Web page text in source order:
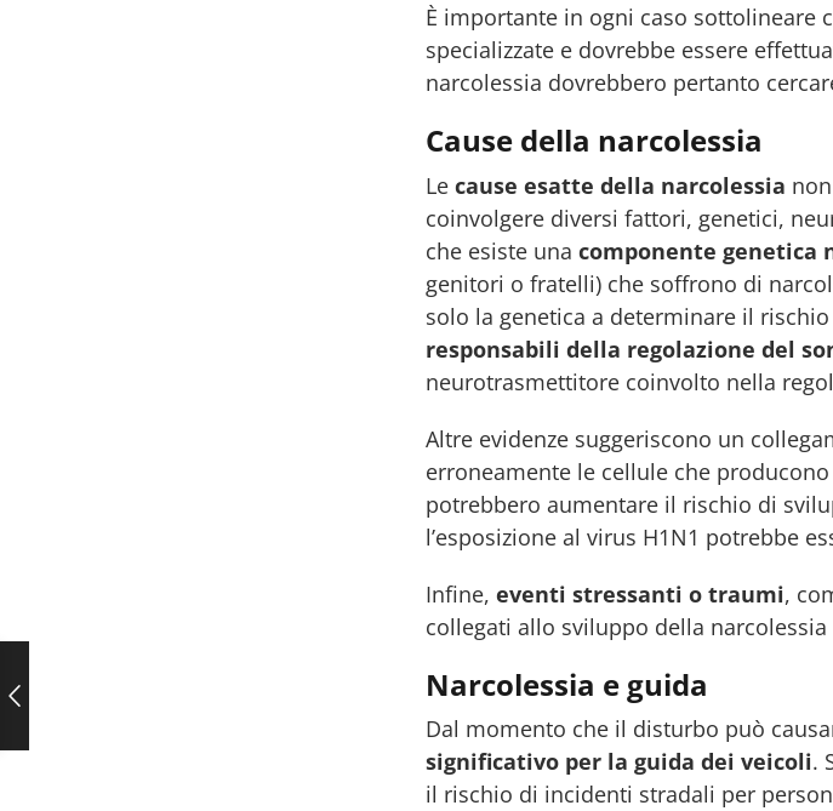
È importante in ogni caso sottolineare
specializzate e dovrebbe essere
narcolessia dovrebbero pertanto
Cause della narcolessia
Le cause esatte della narcolessia
coinvolgere diversi fattori, genetici,
che esiste una componente genetica
genitori o fratelli) che soffrono di
solo la genetica a determinare il
responsabili della regolazione del
neurotrasmettitore coinvolto nella
Altre evidenze suggeriscono un
erroneamente le cellule che
potrebbero aumentare il rischio di
l’esposizione al virus H1N1 potrebbe
Infine, eventi stressanti o traumi,
collegati allo sviluppo della
Narcolessia e guida
Dal momento che il disturbo può
significativo per la guida dei veicoli.
il rischio di incidenti stradali per